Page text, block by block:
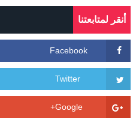
أنقر لمتابعتنا